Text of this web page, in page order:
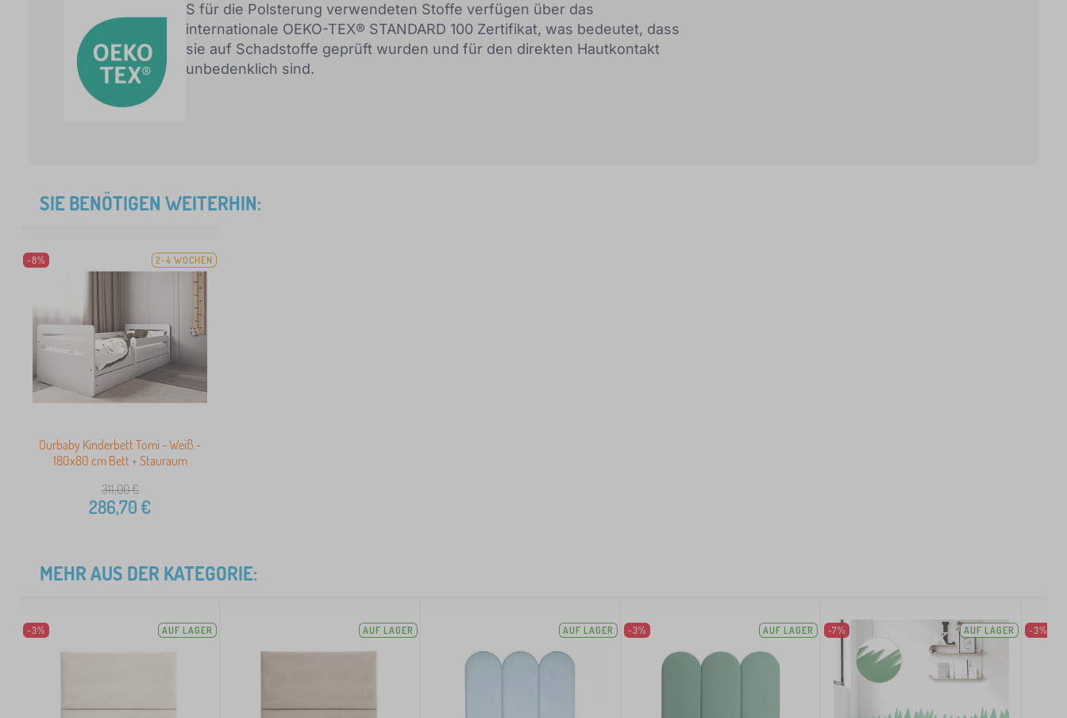
S für die Polsterung verwendeten Stoffe verfügen über das
internationale OEKO-TEX® STANDARD 100 Zertifikat, was bedeutet, dass
sie auf Schadstoffe geprüft wurden und für den direkten Hautkontakt
unbedenklich sind.
SIE BENÖTIGEN WEITERHIN:
-8% 2-4 WOCHEN
Ourbaby Kinderbett Tomi - Weiß -
180x80 cm Bett + Stauraum
311,00€
286,70€
MEHR AUS DER KATEGORIE:
-3% AUF LAGER AUF LAGER AUF LAGER -3% AUF LAGER -7% AUF LAGER -3%